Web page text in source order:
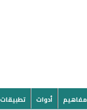
مفاهيم أدوات تطبيقات